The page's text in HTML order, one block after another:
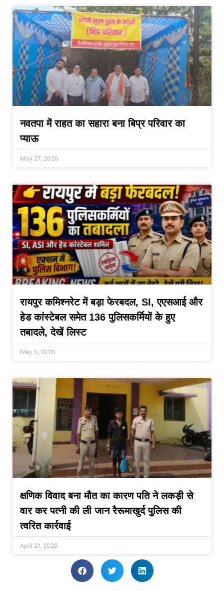
नवतपा में राहत का सहारा बना बिप्र परिवार का
प्याऊ
May 27, 2026
रायपुर कमिश्नरेट में बड़ा फेरबदल, SI, एएसआई और
हेड कांस्टेबल समेत 136 पुलिसकर्मियों के हुए
तबादले, देखें लिस्ट
May 5, 2026
क्षणिक विवाद बना मौत का कारण पति ने लकड़ी से
वार कर पत्नी की ली जान रैरूमाखुर्द पुलिस की
त्वरित कार्रवाई
April 21, 2026